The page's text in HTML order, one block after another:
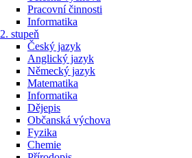
Pracovní činnosti
Informatika
2. stupeň
Český jazyk
Anglický jazyk
Německý jazyk
Matematika
Informatika
Dějepis
Občanská výchova
Fyzika
Chemie